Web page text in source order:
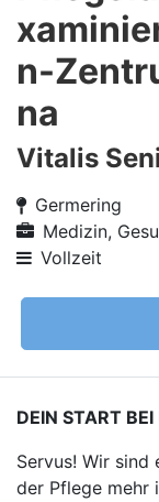
n-
na
Vitalis
Germering
Medizin,
Vollzeit
DEIN START BEI
Servus! Wir sind
der Pflege mehr